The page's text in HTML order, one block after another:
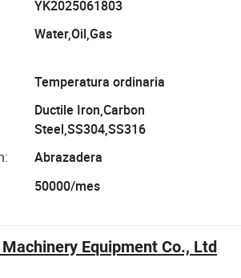
YK2025061803
Water,Oil,Gas
Temperatura ordinaria
Ductile Iron,Carbon
Steel,SS304,SS316
Abrazadera
50000/mes
Equipment Co., Ltd